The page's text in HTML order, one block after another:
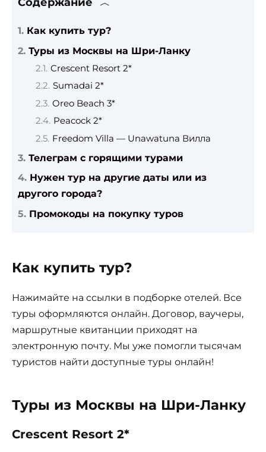
Как купить тур?
Туры из Москвы на Шри-Ланку
Crescent Resort 2*
Sumadai 2*
Oreo Beach 3*
Peacock 2*
Freedom Villa — Unawatuna Вилла
Телеграм с горящими турами
Нужен тур на другие даты или из
другого города?
Промокоды на покупку туров
Как купить тур?
Нажимайте на ссылки в подборке отелей. Все
туры оформляются онлайн. Договор, ваучеры,
маршрутные квитанции приходят на
электронную почту. Мы уже помогли тысячам
туристов найти доступные туры онлайн!
Туры из Москвы на Шри-Ланку
Crescent Resort 2*